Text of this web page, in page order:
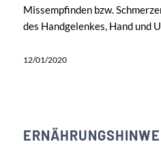
Missempfinden bzw.
des Handgelenkes, Hand und
12/01/2020